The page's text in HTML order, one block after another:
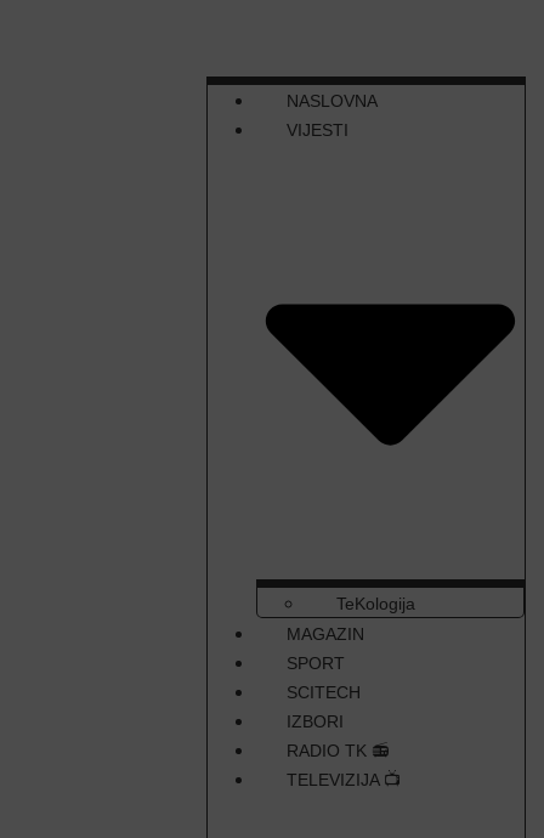
NASLOVNA
VIJESTI
TeKologija
MAGAZIN
SPORT
SCITECH
IZBORI
RADIO TK 📻
TELEVIZIJA 📺